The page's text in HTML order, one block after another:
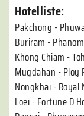
Hotelliste:
Pakchong -
Buriram -
Khong Chiam -
Mugdahan - Ploy
Nongkhai - Royal
Loei - Fortune D